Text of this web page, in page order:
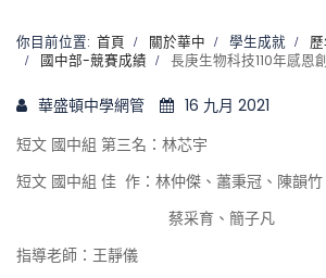
你目前位置: 首頁 關於華中 學生成就
國中部-競賽成績
長庚生物科技110年感恩
華盛頓中學網管
16 九月 2021
短文 國中組 第三名：林芯宇
短文 國中組 佳 作：林仲傑、蕭秉冠、陳韻竹
蔡采育、簡子凡
指導老師：王靜儀